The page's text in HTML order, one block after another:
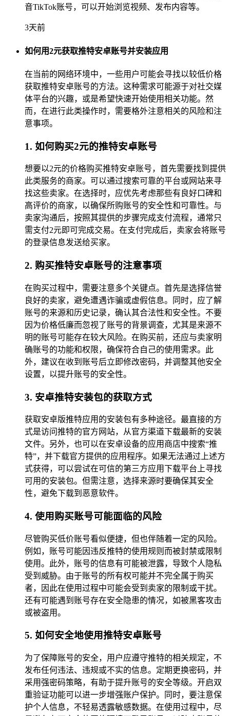
音TikTok账号，可以开始浏览视频、发布内容等。
3天前
如何用2元获取推特安卓账号并安装应用
在当前的网络环境中，一些用户可能会寻找以较低价格
获取推特安卓账号的方法。这种需求可能源于对社交媒
体平台的兴趣，或是希望快速开始使用相关功能。然
而，在进行此类操作时，需要格外注意相关的风险和注
意事项。
1. 如何购买2元的推特安卓账号
想要以2元的价格购买推特安卓账号，首先需要找到提供
此类服务的商家。可以通过搜索可靠的平台或网站来寻
找这些卖家。在选择时，应优先考虑那些有良好口碑和
高评价的商家，以确保所购账号的安全性和可靠性。与
卖家沟通后，按照其提供的步骤完成支付流程，通常只
需支付2元即可完成交易。在支付完成后，卖家会将账号
的登录信息发送给买家。
2. 购买推特安卓账号的注意事项
在购买过程中，需要注意多个关键点。首先是选择信誉
良好的卖家，避免遭遇诈骗或虚假信息。同时，应了解
账号的来源和历史记录，确认其合法性和安全性。不要
因为价格低廉而忽视了账号的背景调查，尤其是来源不
明的账号可能存在较大风险。在购买前，还应与卖家明
确账号的功能和权限，确保符合自己的使用需求。此
外，建议在收到账号后立即修改密码，并调整其他安全
设置，以提升账号的安全性。
3. 安卓推特安装包的获取方式
获取安卓版推特应用的安装包有多种途径。最直接的方
式是访问推特的官方网站，从官方渠道下载最新的安装
文件。另外，也可以在安卓设备的应用商店中搜索“推
特”，并下载官方提供的应用程序。如果无法通过上述方
式获得，可以尝试在可信的第三方应用下载平台上寻找
可用的安装包。但需注意，选择来源时要确保其安全
性，避免下载到恶意软件。
4. 使用购买账号可能面临的风险
尽管购买低价账号看似便捷，但也伴随着一定的风险。
例如，账号可能因违反推特的使用规则而被封禁或限制
使用。此外，账号的信息有可能被泄露，导致个人隐私
受到威胁。由于账号的所有权可能并不完全属于购买
者，因此在使用过程中可能会受到卖家的限制或干扰。
还有可能遇到账号存在安全隐患的情况，如被黑客攻击
或被盗用。
5. 如何安全地使用推特安卓账号
为了保障账号的安全，用户应遵守推特的相关规定，不
发布任何违法、违规或不实的信息。定期更换密码，并
采用强密码策略，有助于提升账号的安全等级。开启双
重验证功能可以进一步增强账户保护。同时，要注意保
护个人信息，不轻易透露敏感数据。在使用过程中，尽